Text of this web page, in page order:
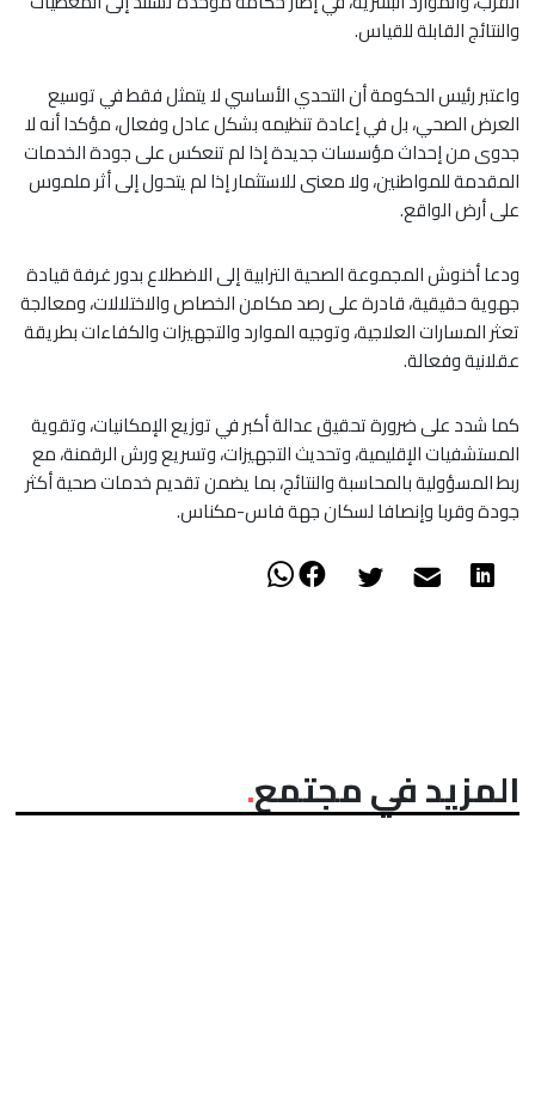
والنتائج القابلة للقياس.
واعتبر رئيس الحكومة أن التحدي الأساسي لا يتمثل فقط في توسيع
العرض الصحي، بل في إعادة تنظيمه بشكل عادل وفعال، مؤكدا أنه لا
جدوى من إحداث مؤسسات جديدة إذا لم تنعكس على جودة الخدمات
المقدمة للمواطنين، ولا معنى للاستثمار إذا لم يتحول إلى أثر ملموس
على أرض الواقع.
ودعا أخنوش المجموعة الصحية الترابية إلى الاضطلاع بدور غرفة قيادة
جهوية حقيقية، قادرة على رصد مكامن الخصاص والاختلالات، ومعالجة
تعثر المسارات العلاجية، وتوجيه الموارد والتجهيزات والكفاءات بطريقة
عقلانية وفعالة.
كما شدد على ضرورة تحقيق عدالة أكبر في توزيع الإمكانيات، وتقوية
المستشفيات الإقليمية، وتحديث التجهيزات، وتسريع ورش الرقمنة، مع
ربط المسؤولية بالمحاسبة والنتائج، بما يضمن تقديم خدمات صحية أكثر
جودة وقربا وإنصافا لسكان جهة فاس-مكناس.
المزيد في مجتمع